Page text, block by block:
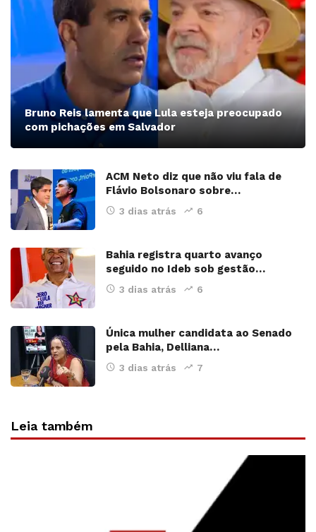
Bruno Reis lamenta que Lula esteja preocupado
com pichações em Salvador
ACM Neto diz que não viu fala de
Flávio Bolsonaro sobre…
3 dias atrás 6
Bahia registra quarto avanço
seguido no Ideb sob gestão…
3 dias atrás 6
Única mulher candidata ao Senado
pela Bahia, Delliana…
3 dias atrás 7
Leia também